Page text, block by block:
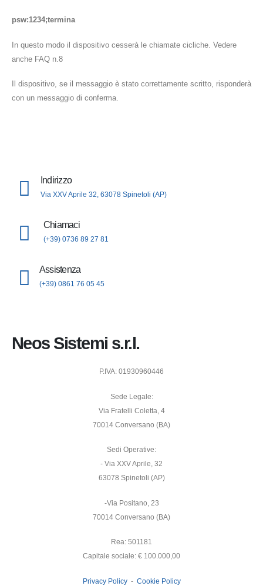
psw:1234;termina
In questo modo il dispositivo cesserà le chiamate cicliche. Vedere
anche FAQ n.8
Il dispositivo, se il messaggio è stato correttamente scritto, risponderà
con un messaggio di conferma.
Indirizzo
Via XXV Aprile 32, 63078 Spinetoli (AP)
Chiamaci
(+39) 0736 89 27 81
Assistenza
(+39) 0861 76 05 45
Neos Sistemi s.r.l.
P.IVA: 01930960446
Sede Legale:
Via Fratelli Coletta, 4
70014 Conversano (BA)
Sedi Operative:
- Via XXV Aprile, 32
63078 Spinetoli (AP)
-Via Positano, 23
70014 Conversano (BA)
Rea: 501181
Capitale sociale: € 100.000,00
Privacy Policy- Cookie Policy